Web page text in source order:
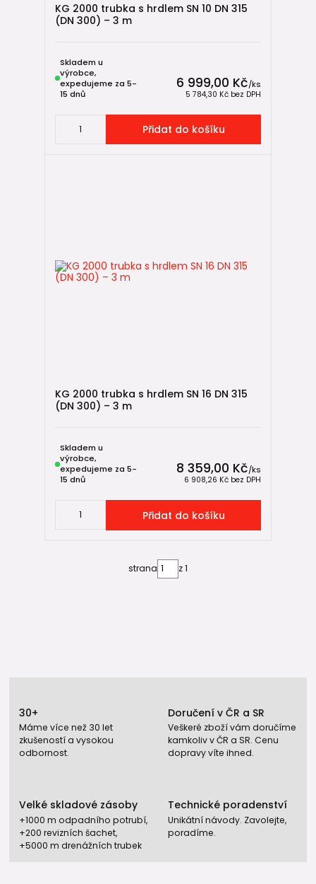
KG 2000 trubka s hrdlem SN 10 DN 315
(DN 300) – 3 m
6 999,00 Kč/ks
5 784,30 Kč bez DPH
Skladem u
výrobce,
expedujeme za 5-
15 dnů
Přidat do košíku
KG 2000 trubka s hrdlem SN 16 DN 315
(DN 300) – 3 m
8 359,00 Kč/ks
6 908,26 Kč bez DPH
Skladem u
výrobce,
expedujeme za 5-
15 dnů
Přidat do košíku
strana z 1
30+
Máme více než 30 let
zkušeností a vysokou
odbornost.
Doručení v ČR a SR
Veškeré zboží vám doručíme
kamkoliv v ČR a SR. Cenu
dopravy víte ihned.
Velké skladové zásoby
+1000 m odpadního potrubí,
+200 revizních šachet,
+5000 m drenážních trubek
Technické poradenství
Unikátní návody. Zavolejte,
poradíme.